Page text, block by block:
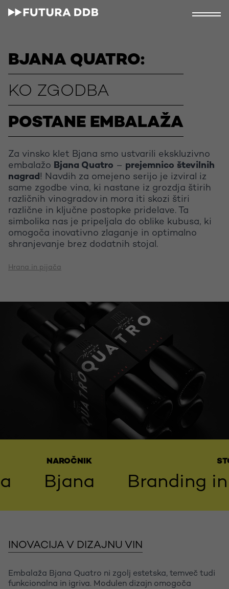
BJANA QUATRO:
KO ZGODBA
POSTANE EMBALAŽA
Za vinsko klet Bjana smo ustvarili ekskluzivno
embalažo Bjana Quatro – prejemnico številnih
nagrad! Navdih za omejeno serijo je izviral iz
same zgodbe vina, ki nastane iz grozdja štirih
različnih vinogradov in mora iti skozi štiri
različne in ključne postopke pridelave. Ta
simbolika nas je pripeljala do oblike kubusa, ki
omogoča inovativno zlaganje in optimalno
shranjevanje brez dodatnih stojal.
Hrana in pijača
NAROČNIK
Bjana Branding in
INOVACIJA V DIZAJNU VIN
Embalaža Bjana Quatro ni zgolj estetska, temveč tudi
funkcionalna in igriva. Modulen dizajn omogoča